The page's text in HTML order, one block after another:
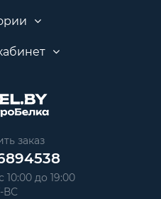
заказ
до 19:00
ВС